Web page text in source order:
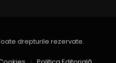
drepturile rezervate.